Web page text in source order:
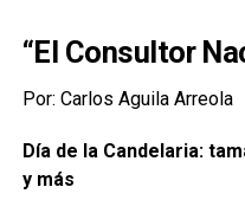
“El Consultor
Por: Carlos Aguila Arreola
Día de la Candelaria:
y más